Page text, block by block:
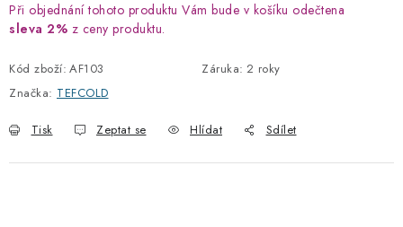
Při objednání tohoto produktu Vám bude v košíku odečtena
sleva 2% z ceny produktu.
Kód zboží: AF103 Záruka: 2 roky
Značka: TEFCOLD
Tisk Zeptat se Hlídat Sdílet